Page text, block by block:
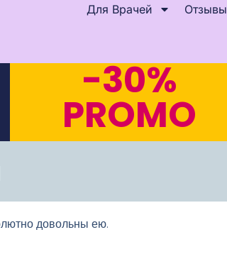
Для Врачей Отзывы
-30%
PROMO
довольны ею.